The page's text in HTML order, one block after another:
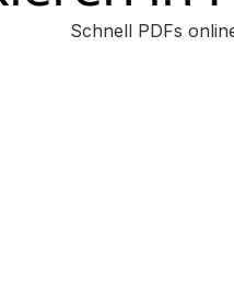
Schnell PDFs